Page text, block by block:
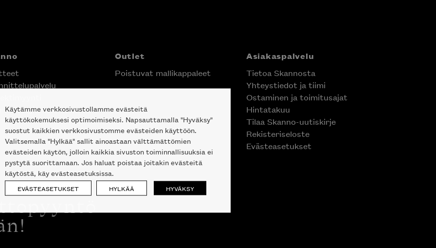
Helsingin keskustassa
Outlet
Poistuvat mallikappaleet
Asiakaspalvelu
Tietoa Skannosta
Yhteystiedot ja tiimi
Ostaminen ja toimitusajat
Hintatakuu
Tilaa Skanno-uutiskirje
Rekisteriseloste
Evästeasetukset
Käytämme verkkosivustollamme evästeitä
käyttökokemuksesi optimoimiseksi. Napsauttamalla "Hyväksy"
suostut kaikkien verkkosivustomme evästeiden käyttöön.
Valitsemalla "Hylkää" sallit ainoastaan välttämättömien
evästeiden käytön, jolloin kaikkia sivuston toiminnallisuuksia ei
pystytä suorittamaan. Jos haluat poistaa joitakin evästeitä
käytöstä, käy evästeasetuksissa.
EVÄSTEASETUKSET HYLKÄÄ HYVÄKSY